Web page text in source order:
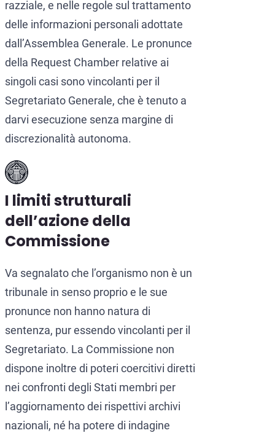
razziale, e nelle regole sul trattamento
delle informazioni personali adottate
dall’Assemblea Generale. Le pronunce
della Request Chamber relative ai
singoli casi sono vincolanti per il
Segretariato Generale, che è tenuto a
darvi esecuzione senza margine di
discrezionalità autonoma.
I limiti strutturali
dell’azione della
Commissione
Va segnalato che l’organismo non è un
tribunale in senso proprio e le sue
pronunce non hanno natura di
sentenza, pur essendo vincolanti per il
Segretariato. La Commissione non
dispone inoltre di poteri coercitivi diretti
nei confronti degli Stati membri per
l’aggiornamento dei rispettivi archivi
nazionali, né ha potere di indagine